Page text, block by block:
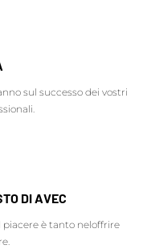
sul successo dei vostri
DI AVEC
piacere è tanto neloffrire